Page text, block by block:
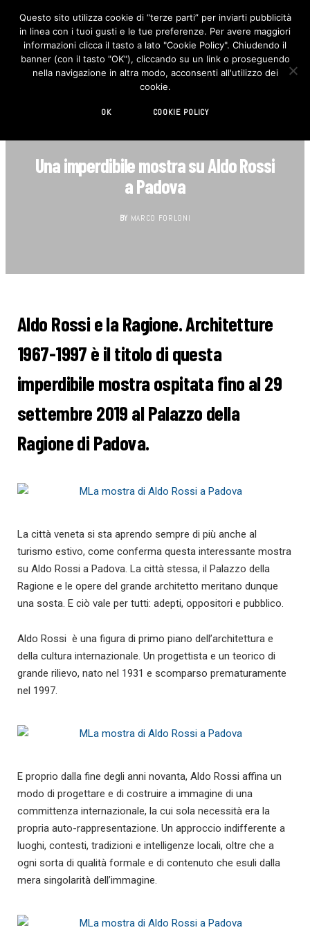
F
c
e
b
o
I
n
s
t
Una imperdibile mostra su Aldo Rossi
a Padova
BY MARCO FORLONI
Aldo Rossi e la Ragione. Architetture
1967-1997 è il titolo di questa
imperdibile mostra ospitatafino al 29
settembre 2019 al Palazzo della
Ragione di Padova.
La città veneta si sta aprendo sempre di più anche al
turismo estivo, come conferma questa interessante mostra
su Aldo Rossi a Padova. La città stessa, il Palazzo della
Ragione e le opere del grande architetto meritano dunque
una sosta. E ciò vale per tutti: adepti, oppositori e pubblico.
Aldo Rossi è una figura di primo piano dell’architettura e
della cultura internazionale. Un progettista e un teorico di
grande rilievo, nato nel 1931 e scomparso prematuramente
nel 1997.
E proprio dalla fine degli anni novanta, Aldo Rossi affina un
modo di progettare e di costruire a immagine di una
committenza internazionale, la cui sola necessità era la
propria auto-rappresentazione. Un approccio indifferente a
luoghi, contesti, tradizioni e intelligenze locali, oltre che a
ogni sorta di qualità formale e di contenuto che esuli dalla
mera singolarità dell’immagine.
Questo sito utilizza cookie di “terze parti” per inviarti pubblicità
in linea con i tuoi gusti e le tue preferenze. Per avere maggiori
informazioni clicca il tasto a lato "Cookie Policy". Chiudendo il
banner (con il tasto "OK"), cliccando su un link o proseguendo
nella navigazione in altra modo, acconsenti all'utilizzo dei
cookie.
OK COOKIE POLICY